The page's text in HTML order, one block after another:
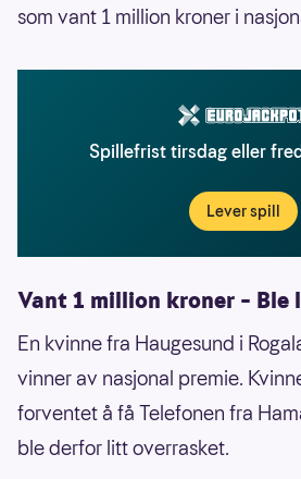
som vant 1 million kroner i
Spillefrist tirsdag eller
Lever spill
Vant 1 million kroner –
En kvinne fra Haugesund i
vinner av nasjonal premie.
forventet å få Telefonen fra
ble derfor litt overrasket.